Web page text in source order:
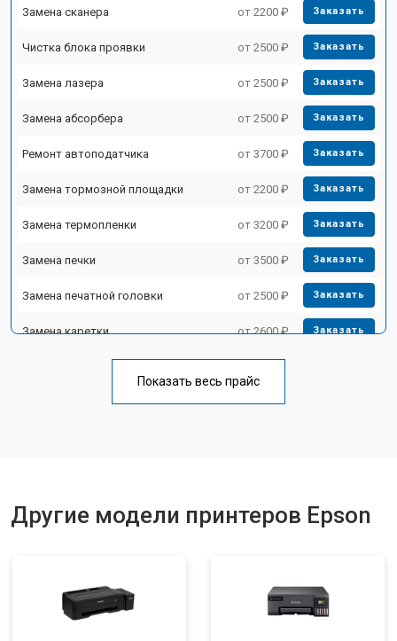
Замена сканера от 2200 ₽ Заказать
Чистка блока проявки от 2500 ₽ Заказать
Замена лазера от 2500 ₽ Заказать
Замена абсорбера от 2500 ₽ Заказать
Ремонт автоподатчика от 3700 ₽ Заказать
Замена тормозной площадки от 2200 ₽ Заказать
Замена термопленки от 3200 ₽ Заказать
Замена печки от 3500 ₽ Заказать
Замена печатной головки от 2500 ₽ Заказать
Замена каретки от 2600 ₽ Заказать
Замена блока питания от 2300 ₽
Показать весь прайс
Другие модели принтеров Epson